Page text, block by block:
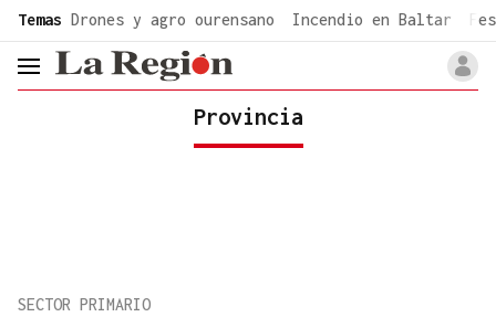
Temas Drones y agro ourensano Incendio en Baltar
header.menu.open
Provincia
SECTOR PRIMARIO